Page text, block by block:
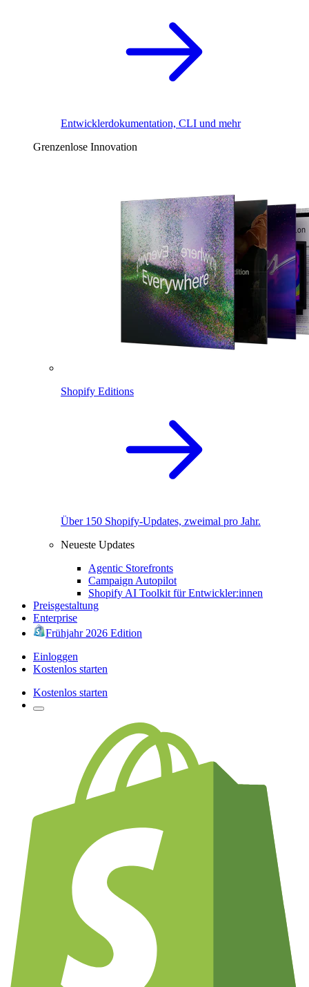
Entwicklerdokumentation, CLI und mehr
Grenzenlose Innovation
Shopify Editions
Über 150 Shopify-Updates, zweimal pro Jahr.
Neueste Updates
Agentic Storefronts
Campaign Autopilot
Shopify AI Toolkit für Entwickler:innen
Preisgestaltung
Enterprise
Frühjahr 2026 Edition
Einloggen
Kostenlos starten
Kostenlos starten